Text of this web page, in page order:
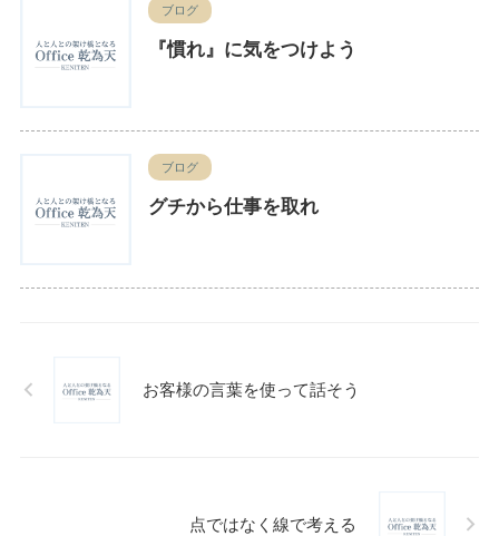
ブログ
『慣れ』に気をつけよう
ブログ
グチから仕事を取れ
お客様の言葉を使って話そう
点ではなく線で考える